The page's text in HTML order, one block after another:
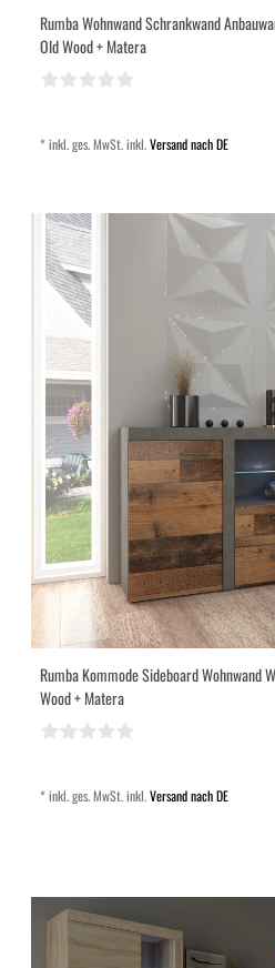
Rumba Wohnwand Schrankwand
Old Wood + Matera
*inkl. ges. MwSt.inkl.Versand nach DE
Rumba Kommode Sideboard Wohnwand
Wood + Matera
*inkl. ges. MwSt.inkl.Versand nach DE